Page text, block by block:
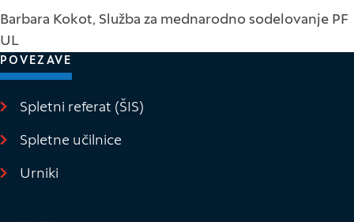
Barbara Kokot, Služba za mednarodno sodelovanje PF
UL
POVEZAVE
Spletni referat (ŠIS)
Spletne učilnice
Urniki